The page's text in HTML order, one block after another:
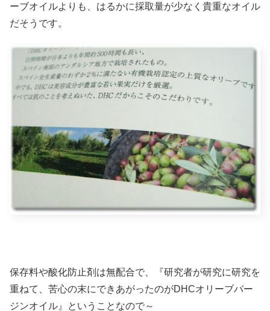
ーブオイルよりも、はるかに採取量が少なく貴重なオイル
だそうです。
保存料や酸化防止剤は無配合で、『研究者が研究に研究を
重ねて、苦心の末にできあがったのがDHCオリーブバー
ジンオイル』ということなので～